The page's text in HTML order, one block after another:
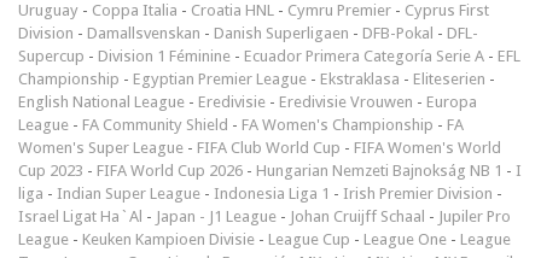
Uruguay - Coppa Italia - Croatia HNL - Cymru Premier - Cyprus First
Division - Damallsvenskan - Danish Superligaen - DFB-Pokal - DFL-
Supercup - Division 1 Féminine - Ecuador Primera Categoría Serie A - EFL
Championship - Egyptian Premier League - Ekstraklasa - Eliteserien -
English National League - Eredivisie - Eredivisie Vrouwen - Europa
League - FA Community Shield - FA Women's Championship - FA
Women's Super League - FIFA Club World Cup - FIFA Women's World
Cup 2023 - FIFA World Cup 2026 - Hungarian Nemzeti Bajnokság NB 1 - I
liga - Indian Super League - Indonesia Liga 1 - Irish Premier Division -
Israel Ligat Ha`Al - Japan - J1 League - Johan Cruijff Schaal - Jupiler Pro
League - Keuken Kampioen Divisie - League Cup - League One - League